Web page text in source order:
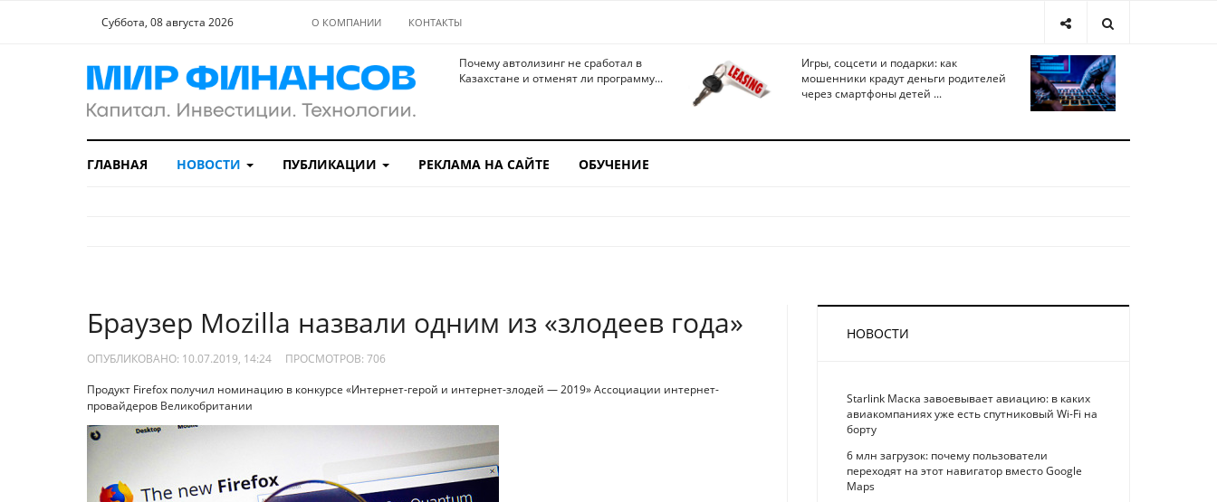
Суббота, 08 августа 2026 О КОМПАНИИ КОНТАКТЫ
Почему автолизинг не сработал в
Казахстане и отменят ли программу...
Игры, соцсети и подарки: как
мошенники крадут деньги родителей
через смартфоны детей ...
ГЛАВНАЯ НОВОСТИ ПУБЛИКАЦИИ РЕКЛАМА НА САЙТЕ ОБУЧЕНИЕ
Браузер Mozilla назвали одним из «злодеев года»
ОПУБЛИКОВАНО: 10.07.2019, 14:24 ПРОСМОТРОВ: 706
Продукт Firefox получил номинацию в конкурсе «Интернет-герой и интернет-злодей — 2019» Ассоциации интернет-
провайдеров Великобритании
НОВОСТИ
Starlink Маска завоевывает авиацию: в каких
авиакомпаниях уже есть спутниковый Wi-Fi на
борту
6 млн загрузок: почему пользователи
переходят на этот навигатор вместо Google
Maps